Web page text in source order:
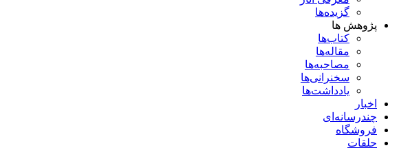
گزیده‌ها
پژوهش ها
کتاب‌ها
مقاله‌ها
مصاحبه‌ها
سخنرانی‌ها
یادداشت‌ها
اخبار
چندرسانه‌ای
فروشگاه
حلقات